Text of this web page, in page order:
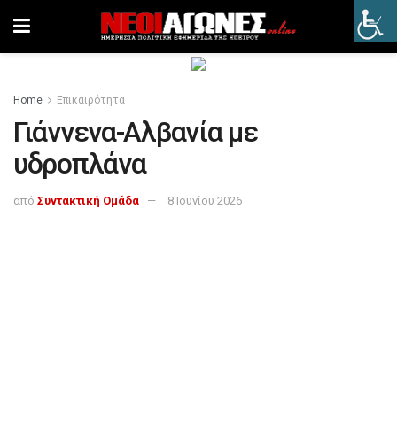
Home Επικαιρότητα
Γιάννενα-Αλβανία με
υδροπλάνα
από Συντακτική Ομάδα 8 Ιουνίου 2026